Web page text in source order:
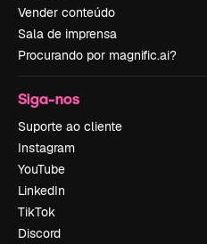
Vender conteúdo
Sala de imprensa
Procurando por magnific.ai?
Siga-nos
Suporte ao cliente
Instagram
YouTube
LinkedIn
TikTok
Discord